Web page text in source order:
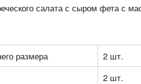
размера
2 шт.
2 шт.